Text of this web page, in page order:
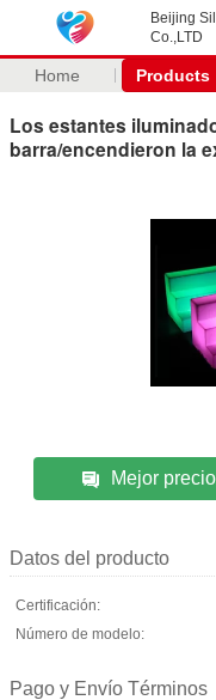
Beijing
Co.,LTD
Home Products
Los estantes
barra/encendieron la
Mejor precio
Datos del producto
Certificación:
Número de modelo:
Pago y Envío Términos